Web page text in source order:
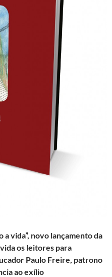
vida”, novo lançamento da
os leitores para
Paulo Freire, patrono
ao exílio